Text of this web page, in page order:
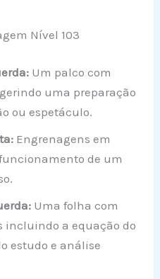
Nível 103
Um palco com
uma preparação
ou espetáculo.
Engrenagens em
de um
Uma folha com
a equação do
estudo e análise